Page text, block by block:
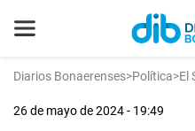
Diarios Bonaerenses>Política>El
26 de mayo de 2024 - 19:49